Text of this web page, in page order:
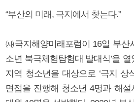
“부산의 미래, 극지에서 찾는다.”
㈔극지해양미래포럼이 16일 부산
소년 북극체험탐험대 발대식’을
지역 청소년을 대상으로 ‘극지 상
면접을 진행해 청소년 4명과 해